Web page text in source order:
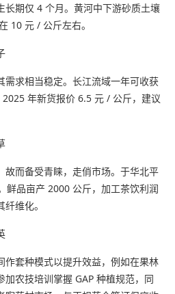
长期仅 4 个月。黄河中下游砂质土壤
10 元 / 公斤左右。
需求相当稳定。长江流域一年可收获
年新货报价 6.5 元 / 公斤，建议
故而备受青睐，走俏市场。于华北平
鲜品亩产 2000 公斤，加工茶饮利润
维化。
作套种模式以提升效益，例如在果林
农技培训掌握 GAP 种植规范，同